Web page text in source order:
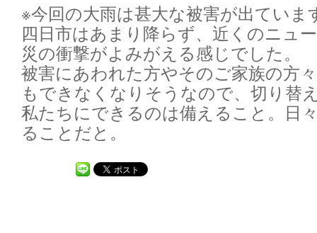
※今回の大雨は甚大な被害が出ていま
四日市はあまり降らず、近くのニュ
災の衝撃がよみがえる感じでした。
被害にあわれた方やそのご家族の方
もできなくなりそうなので、切り替
私たちにできるのは備えること。日
ることだと。